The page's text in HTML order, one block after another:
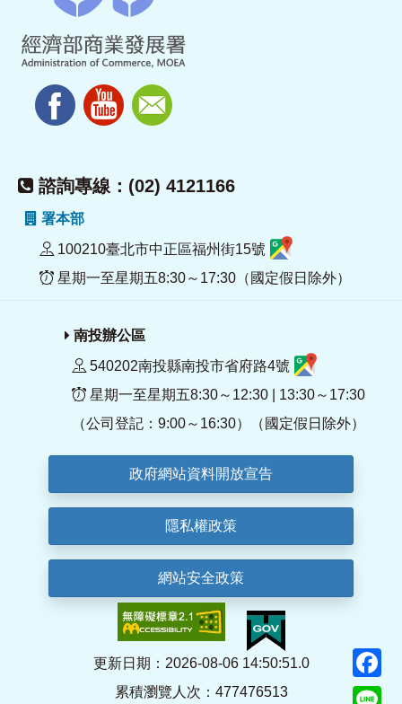
諮詢專線：(02) 4121166
署本部
100210臺北市中正區福州街15號
星期一至星期五8:30～17:30（國定假日除外）
南投辦公區
540202南投縣南投市省府路4號
星期一至星期五8:30～12:30 | 13:30～17:30
（公司登記：9:00～16:30）（國定假日除外）
政府網站資料開放宣告
隱私權政策
網站安全政策
更新日期：2026-08-06 14:50:51.0
累積瀏覽人次：477476513